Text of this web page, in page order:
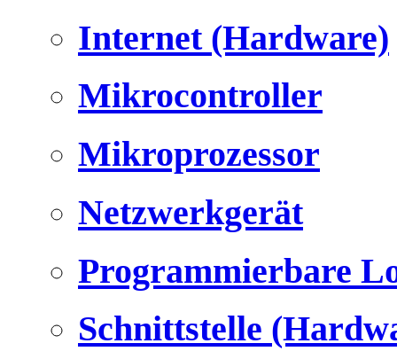
Internet (Hardware)
Mikrocontroller
Mikroprozessor
Netzwerkgerät
Programmierbare
Schnittstelle